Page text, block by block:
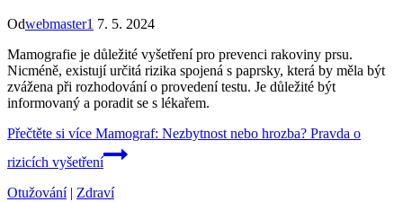
Odwebmaster1 7. 5. 2024
Mamografie je důležité vyšetření pro prevenci rakoviny prsu.
Nicméně, existují určitá rizika spojená s paprsky, která by měla být
zvážena při rozhodování o provedení testu. Je důležité být
informovaný a poradit se s lékařem.
Přečtěte si více Mamograf: Nezbytnost nebo hrozba? Pravda o
rizicích vyšetření
Otužování| Zdraví